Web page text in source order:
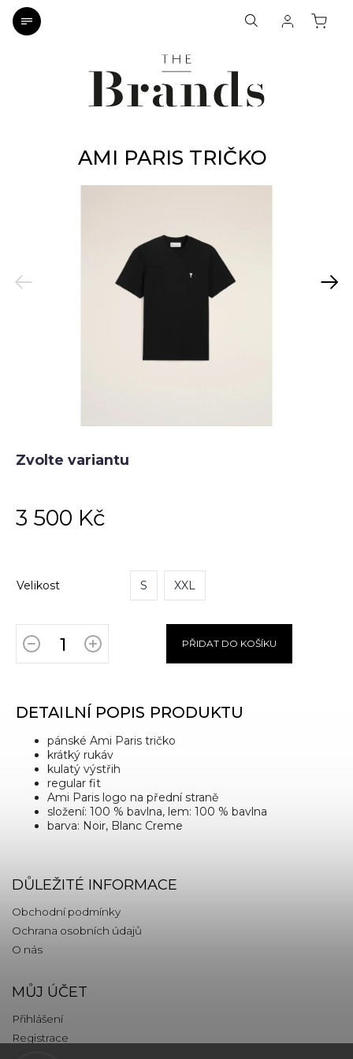
AMI PARIS TRIČKO
Previous Next
Velikost S XXL
3 500 Kč
Zvolte variantu
PŘIDAT DO KOŠÍKU
DETAILNÍ POPIS PRODUKTU
pánské Ami Paris tričko
krátký rukáv
kulatý výstřih
regular fit
Ami Paris logo na přední straně
složení: 100 % bavlna, lem: 100 % bavlna
barva: Noir, Blanc Creme
DŮLEŽITÉ INFORMACE
Obchodní podmínky
Ochrana osobních údajů
O nás
MŮJ ÚČET
Přihlášení
Registrace